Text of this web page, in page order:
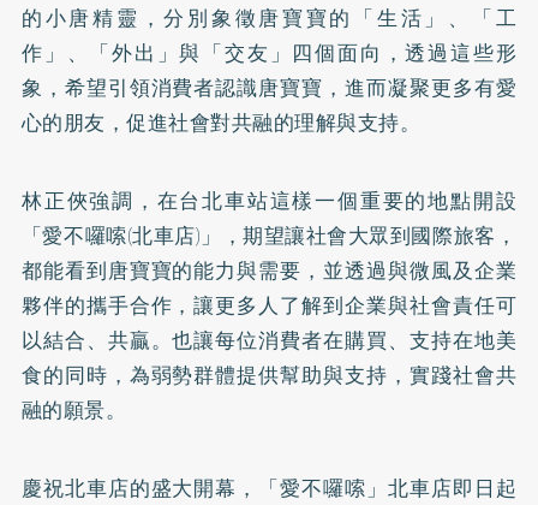
的小唐精靈，分別象徵唐寶寶的「生活」、「工
作」、「外出」與「交友」四個面向，透過這些形
象，希望引領消費者認識唐寶寶，進而凝聚更多有愛
心的朋友，促進社會對共融的理解與支持。
林正俠強調，在台北車站這樣一個重要的地點開設
「愛不囉嗦(北車店)」，期望讓社會大眾到國際旅客，
都能看到唐寶寶的能力與需要，並透過與微風及企業
夥伴的攜手合作，讓更多人了解到企業與社會責任可
以結合、共贏。也讓每位消費者在購買、支持在地美
食的同時，為弱勢群體提供幫助與支持，實踐社會共
融的願景。
慶祝北車店的盛大開幕，「愛不囉嗦」北車店即日起